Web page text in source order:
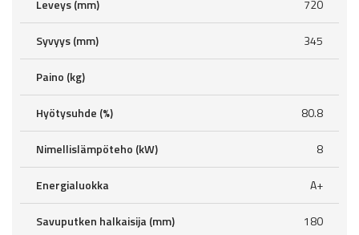
Leveys (mm) 720
Syvyys (mm) 345
Paino (kg)
Hyötysuhde (%) 80.8
Nimellislämpöteho (kW) 8
Energialuokka A+
Savuputken halkaisija (mm) 180